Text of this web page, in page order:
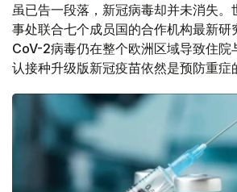
虽已告一段落，新冠病毒却并未消失
事处联合七个成员国的合作机构最新研
CoV-2病毒仍在整个欧洲区域导致住院
认接种升级版新冠疫苗依然是预防重症